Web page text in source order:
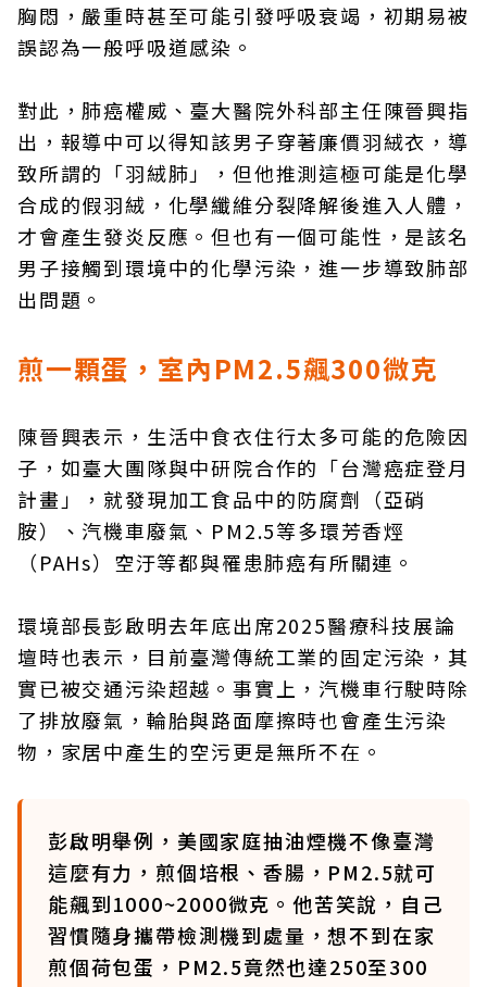
胸悶，嚴重時甚至可能引發呼吸衰竭，初期易被
誤認為一般呼吸道感染。
對此，肺癌權威、臺大醫院外科部主任陳晉興指
出，報導中可以得知該男子穿著廉價羽絨衣，導
致所謂的「羽絨肺」，但他推測這極可能是化學
合成的假羽絨，化學纖維分裂降解後進入人體，
才會產生發炎反應。但也有一個可能性，是該名
男子接觸到環境中的化學污染，進一步導致肺部
出問題。
煎一顆蛋，室內PM2.5飆300微克
陳晉興表示，生活中食衣住行太多可能的危險因
子，如臺大團隊與中研院合作的「台灣癌症登月
計畫」，就發現加工食品中的防腐劑（亞硝
胺）、汽機車廢氣、PM2.5等多環芳香烴
（PAHs）空汙等都與罹患肺癌有所關連。
環境部長彭啟明去年底出席2025醫療科技展論
壇時也表示，目前臺灣傳統工業的固定污染，其
實已被交通污染超越。事實上，汽機車行駛時除
了排放廢氣，輪胎與路面摩擦時也會產生污染
物，家居中產生的空污更是無所不在。
彭啟明舉例，美國家庭抽油煙機不像臺灣
這麼有力，煎個培根、香腸，PM2.5就可
能飆到1000~2000微克。他苦笑說，自己
習慣隨身攜帶檢測機到處量，想不到在家
煎個荷包蛋，PM2.5竟然也達250至300